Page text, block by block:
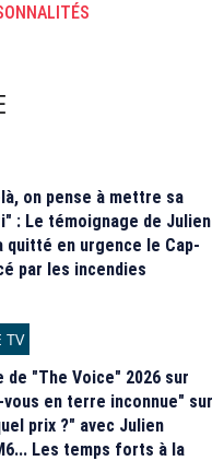
on pense à mettre sa
: Le témoignage de Julien
quitté en urgence le Cap-
par les incendies
TV
de "The Voice" 2026 sur
vous en terre inconnue" sur
prix ?" avec Julien
Les temps forts à la